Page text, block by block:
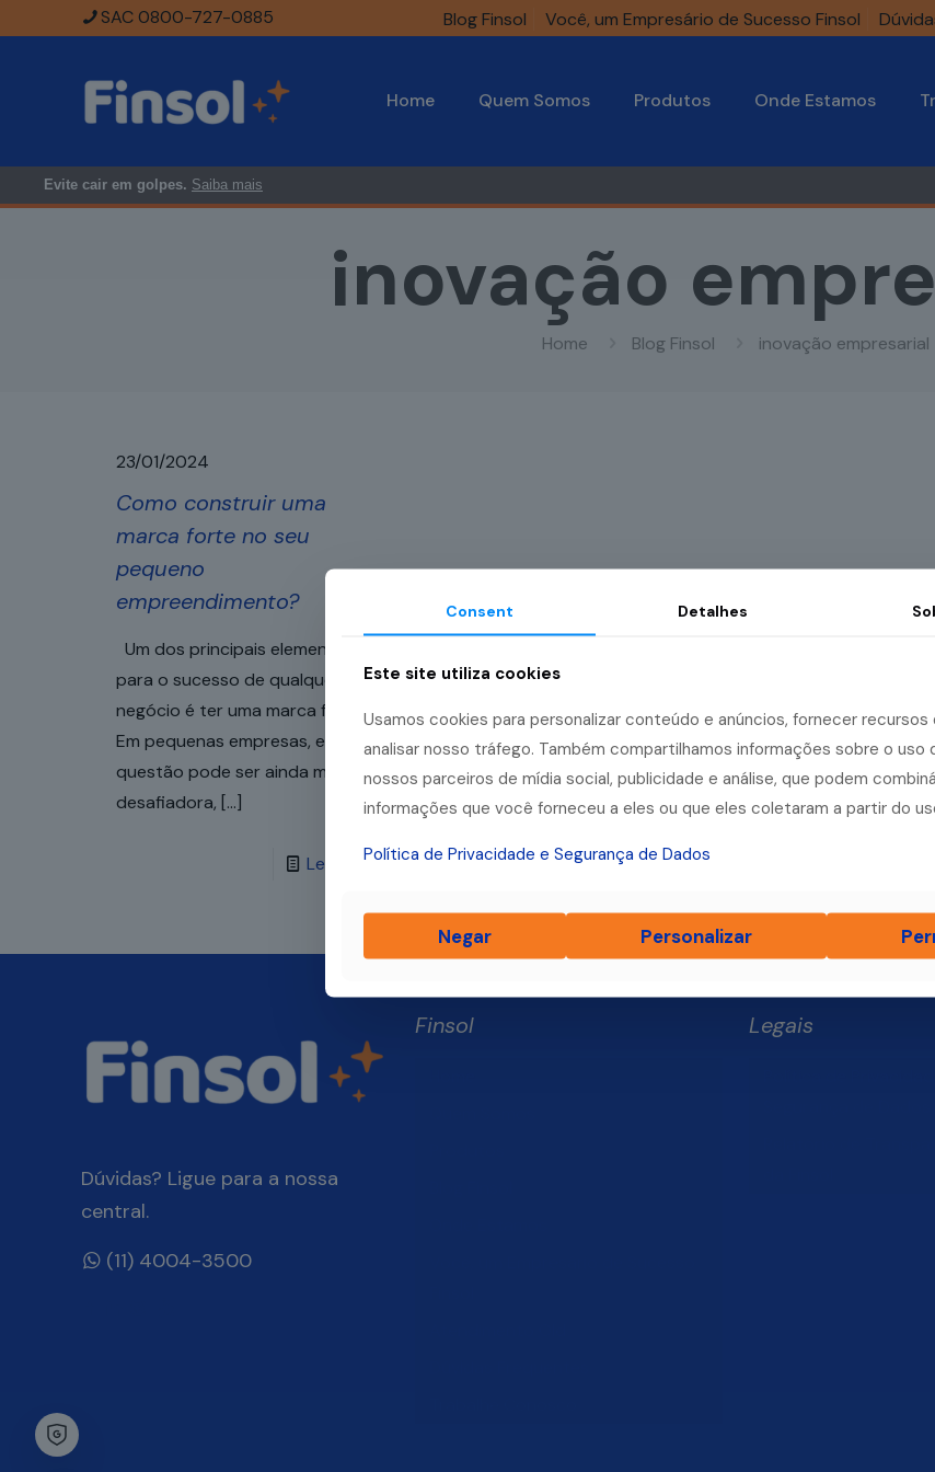
SAC 0800-727-0885 Blog Finsol Você, um Empresário de Sucesso Finsol
Home Quem Somos Produtos Onde Estamos
Evite cair em golpes. Saiba mais
inovação
Home Blog Finsol inovação empresarial
23/01/2024
Como construir uma
marca forte no seu
pequeno
empreendimento?
Um dos principais elementos
para o sucesso de qualquer
negócio é ter uma marca forte.
Em pequenas empresas, essa
questão pode ser ainda mais
desafiadora, […]
Leia mais
Dúvidas? Ligue para a nossa
central.
(11) 4004-3500
Finsol Legais
Consent Detalhes
Este site utiliza cookies
Usamos cookies para personalizar conteúdo e anúncios, fornecer recursos
analisar nosso tráfego. Também compartilhamos informações sobre o uso
nossos parceiros de mídia social, publicidade e análise, que podem
informações que você forneceu a eles ou que eles coletaram a partir do
Política de Privacidade e Segurança de Dados
Negar Personalizar